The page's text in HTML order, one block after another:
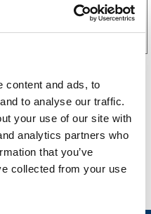
content and ads, to
to analyse our traffic.
your use of our site with
analytics partners who
that you’ve
collected from your use